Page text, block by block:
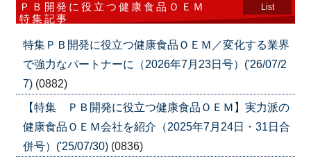
ＰＢ開発に役立つ健康食品ＯＥＭ
特集記事
List
特集ＰＢ開発に役立つ健康食品ＯＥＭ／変化する業界
で強力なパートナーに（2026年7月23日号）('26/07/2
7) (0882)
【特集 ＰＢ開発に役立つ健康食品ＯＥＭ】実力派の
健康食品ＯＥＭ会社を紹介（2025年7月24日・31日合
併号）('25/07/30) (0836)